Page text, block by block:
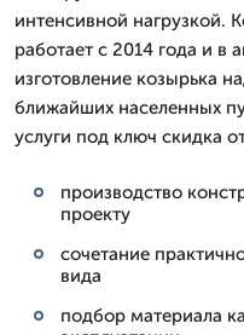
интенсивной
работает с 2014 года и в
изготовление козырька
ближайших населенных
услуги под ключ скидка
производство
проекту
сочетание
вида
подбор материала